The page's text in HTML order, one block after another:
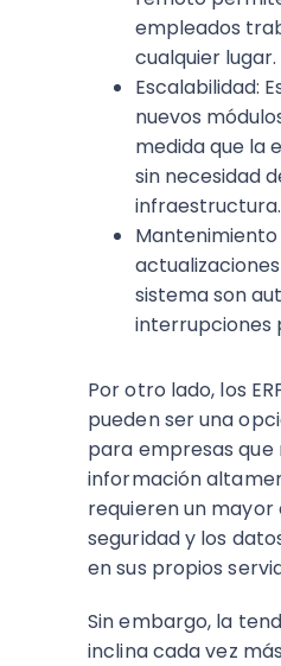
empleados
cualquier lugar.
Escalabilidad:
nuevos
medida que la
sin necesidad
infraestructura.
Mantenimiento
sistema son
interrupciones
Por otro lado, los
pueden ser una
para empresas que
información
requieren un
seguridad y los
en sus propios
Sin embargo, la
inclina cada vez